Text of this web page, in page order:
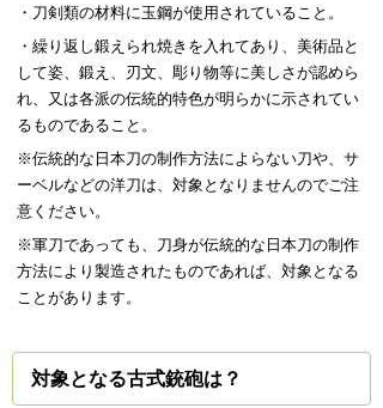
・刀剣類の材料に玉鋼が使用されていること。
・繰り返し鍛えられ焼きを入れてあり、美術品と
して姿、鍛え、刃文、彫り物等に美しさが認めら
れ、又は各派の伝統的特色が明らかに示されてい
るものであること。
※伝統的な日本刀の制作方法によらない刀や、サ
ーベルなどの洋刀は、対象となりませんのでご注
意ください。
※軍刀であっても、刀身が伝統的な日本刀の制作
方法により製造されたものであれば、対象となる
ことがあります。
対象となる古式銃砲は？